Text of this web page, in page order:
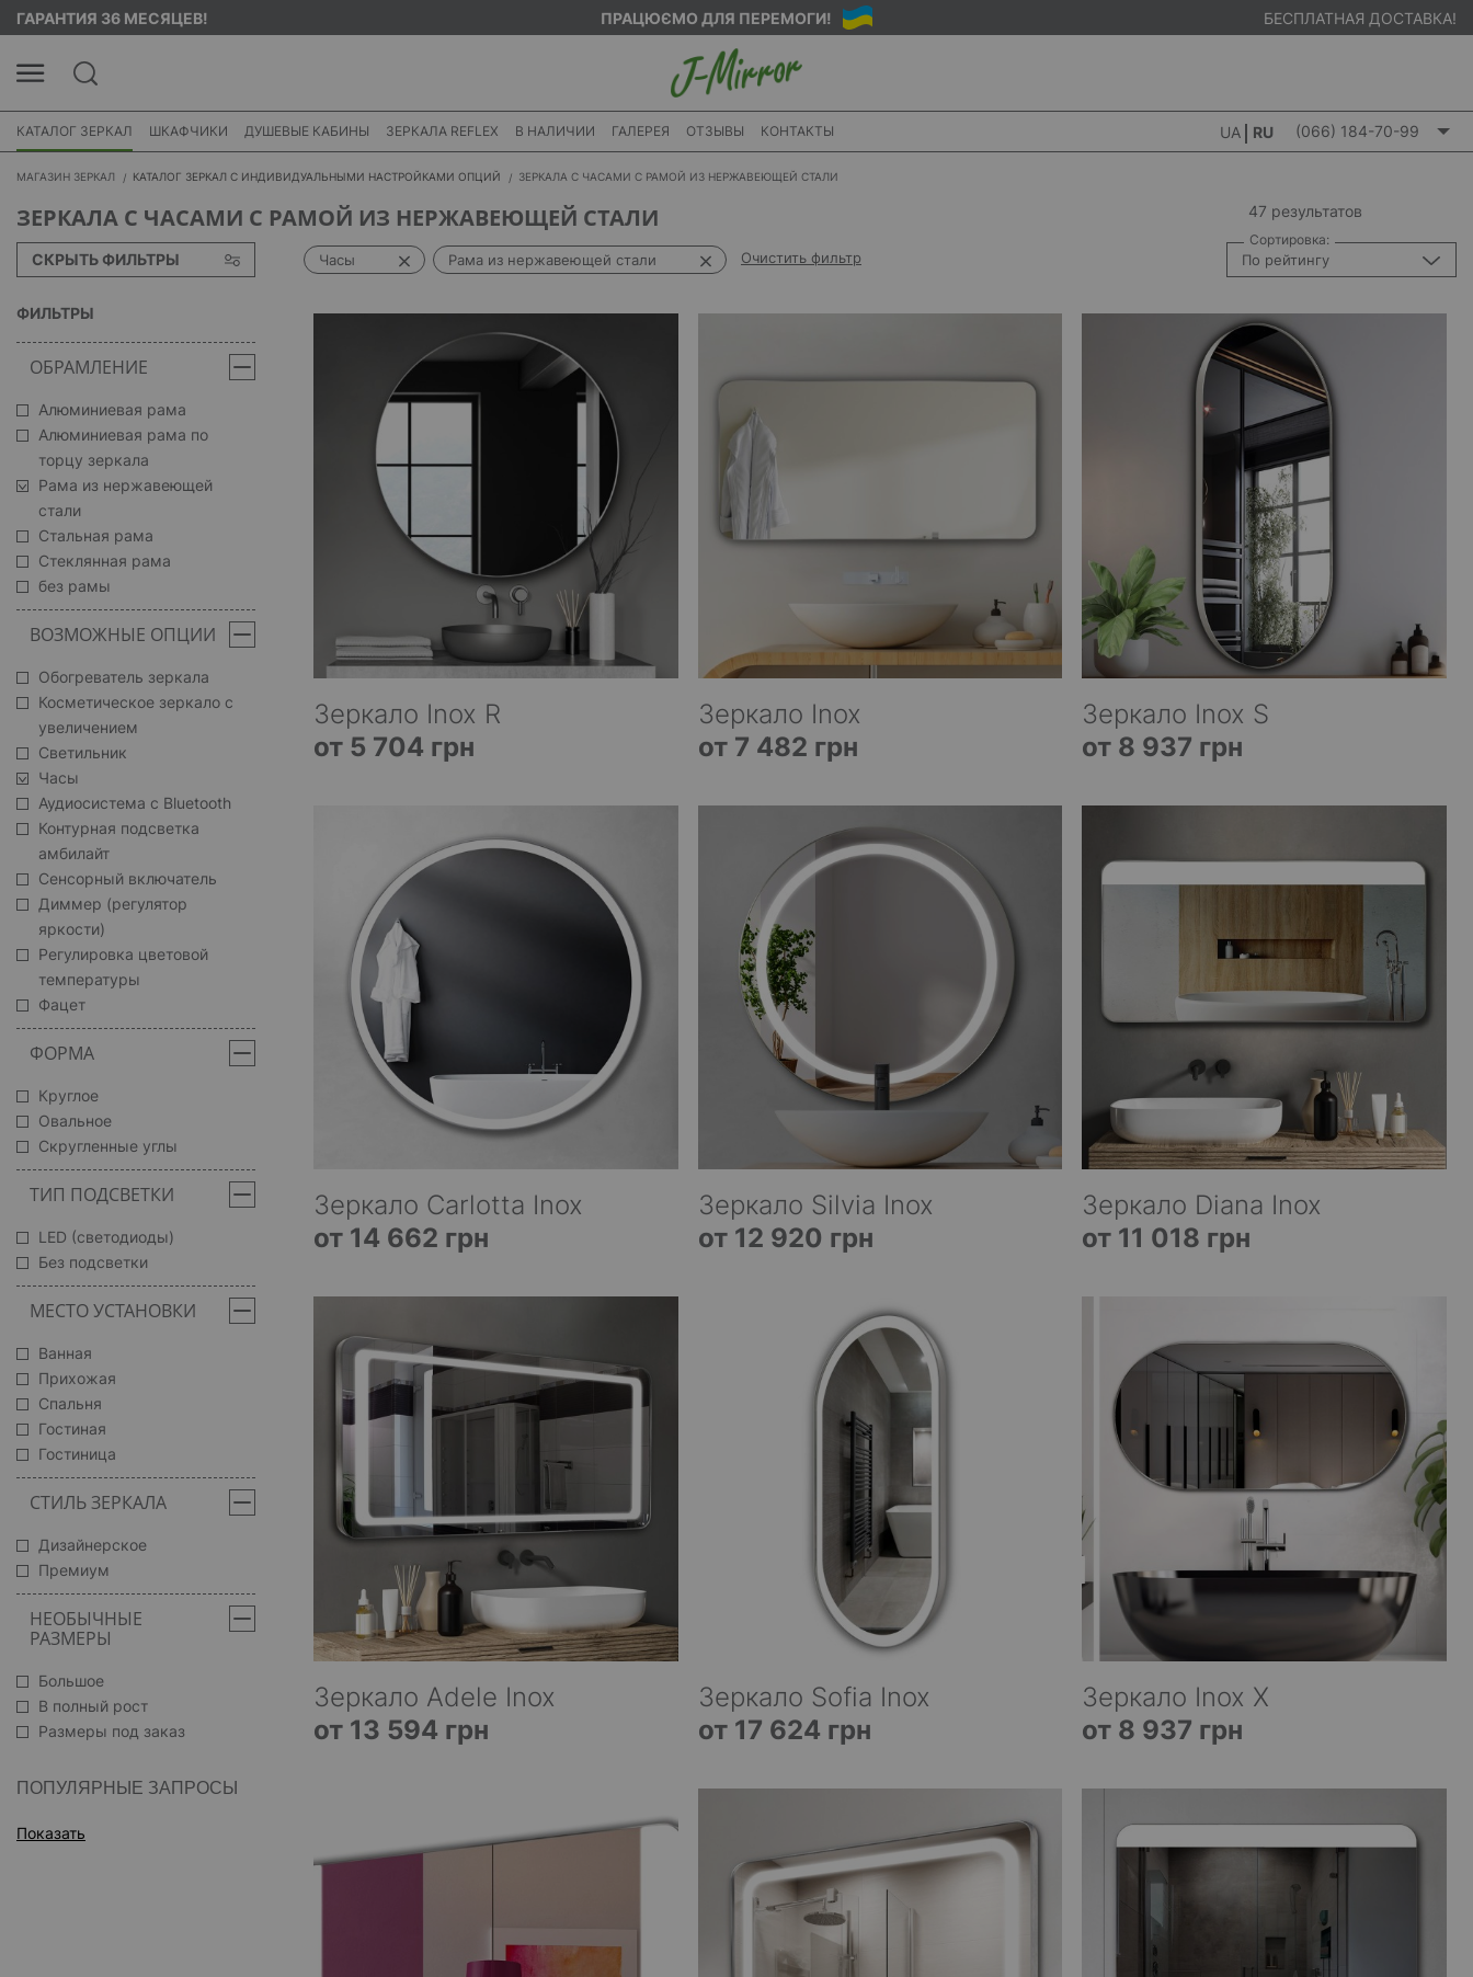
ГАРАНТИЯ 36 МЕСЯЦЕВ! ПРАЦЮЄМО ДЛЯ ПЕРЕМОГИ! БЕСПЛАТНАЯ ДОСТАВКА!
КАТАЛОГ ЗЕРКАЛ ШКАФЧИКИ ДУШЕВЫЕ КАБИНЫ ЗЕРКАЛА REFLEX В НАЛИЧИИ ГАЛЕРЕЯ ОТЗЫВЫ КОНТАКТЫ UA RU (066) 184-70-99
МАГАЗИН ЗЕРКАЛ КАТАЛОГ ЗЕРКАЛ С ИНДИВИДУАЛЬНЫМИ НАСТРОЙКАМИ ОПЦИЙ ЗЕРКАЛА С ЧАСАМИ С РАМОЙ ИЗ НЕРЖАВЕЮЩЕЙ СТАЛИ
ЗЕРКАЛА С ЧАСАМИ С РАМОЙ ИЗ НЕРЖАВЕЮЩЕЙ СТАЛИ
СКРЫТЬ ФИЛЬТРЫ
ФИЛЬТРЫ
ОБРАМЛЕНИЕ
Алюминиевая рама
Алюминиевая рама по
торцу зеркала
Рама из нержавеющей
стали
Стальная рама
Стеклянная рама
без рамы
ВОЗМОЖНЫЕ ОПЦИИ
Обогреватель зеркала
Косметическое зеркало с
увеличением
Светильник
Часы
Аудиосистема с Bluetooth
Контурная подсветка
амбилайт
Сенсорный включатель
Диммер (регулятор
яркости)
Регулировка цветовой
температуры
Фацет
ФОРМА
Круглое
Овальное
Скругленные углы
ТИП ПОДСВЕТКИ
LED (светодиоды)
Без подсветки
МЕСТО УСТАНОВКИ
Ванная
Прихожая
Спальня
Гостиная
Гостиница
СТИЛЬ ЗЕРКАЛА
Дизайнерское
Премиум
НЕОБЫЧНЫЕ
РАЗМЕРЫ
Большое
В полный рост
Размеры под заказ
ПОПУЛЯРНЫЕ ЗАПРОСЫ
Показать
Часы Рама из нержавеющей стали Очистить фильтр
47 результатов
Сортировка:
По рейтингу
Зеркало Inox R
от 5 704 грн
Зеркало Inox
от 7 482 грн
Зеркало Inox S
от 8 937 грн
Зеркало Carlotta Inox
от 14 662 грн
Зеркало Silvia Inox
от 12 920 грн
Зеркало Diana Inox
от 11 018 грн
Зеркало Adele Inox
от 13 594 грн
Зеркало Sofia Inox
от 17 624 грн
Зеркало Inox X
от 8 937 грн